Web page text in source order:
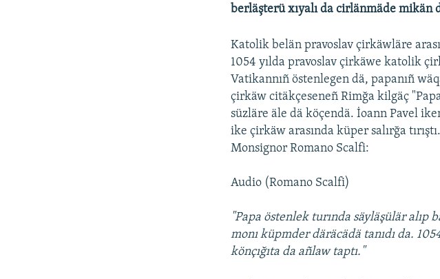
berläşterü xıyalı da cirlänmäde mikän
Katolik belän pravoslav çirkäwläre
1054 yılda pravoslav çirkäwe katolik
Vatikannıñ östenlegen dä, papanıñ
çirkäw citäkçeseneñ Rimğa kilgäç
süzläre äle dä köçendä. İoann Pavel
ike çirkäw arasında küper salırğa
Monsignor Romano Scalfi:
Audio (Romano Scalfi)
"Papa östenlek turında säyläşülär
monı küpmder däräcädä tanıdı da.
könçığıta da añlaw taptı."